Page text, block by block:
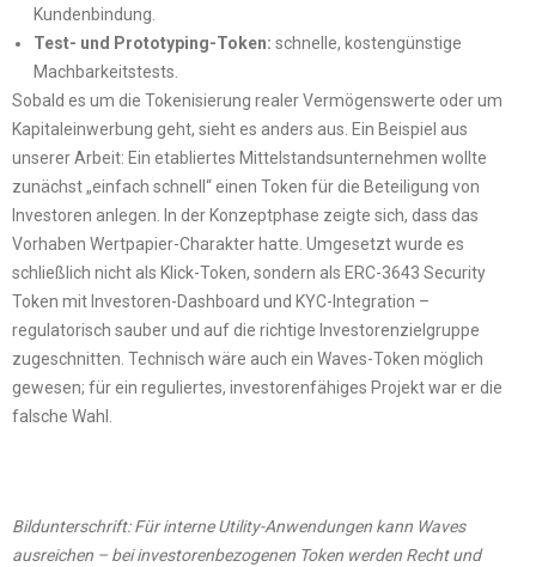
Kundenbindung.
Test- und Prototyping-Token: schnelle, kostengünstige
Machbarkeitstests.
Sobald es um die Tokenisierung realer Vermögenswerte oder um
Kapitaleinwerbung geht, sieht es anders aus. Ein Beispiel aus
unserer Arbeit: Ein etabliertes Mittelstandsunternehmen wollte
zunächst „einfach schnell“ einen Token für die Beteiligung von
Investoren anlegen. In der Konzeptphase zeigte sich, dass das
Vorhaben Wertpapier-Charakter hatte. Umgesetzt wurde es
schließlich nicht als Klick-Token, sondern als ERC-3643 Security
Token mit Investoren-Dashboard und KYC-Integration –
regulatorisch sauber und auf die richtige Investorenzielgruppe
zugeschnitten. Technisch wäre auch ein Waves-Token möglich
gewesen; für ein reguliertes, investorenfähiges Projekt war er die
falsche Wahl.
Bildunterschrift: Für interne Utility-Anwendungen kann Waves
ausreichen – bei investorenbezogenen Token werden Recht und